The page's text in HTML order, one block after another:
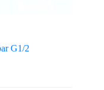
G1/2